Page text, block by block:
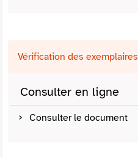
Vérification des
Consulter en ligne
Consulter le document